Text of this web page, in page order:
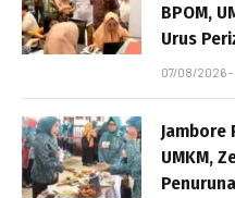
BPOM,
Urus
07/08/2026 -
Jambore
UMKM,